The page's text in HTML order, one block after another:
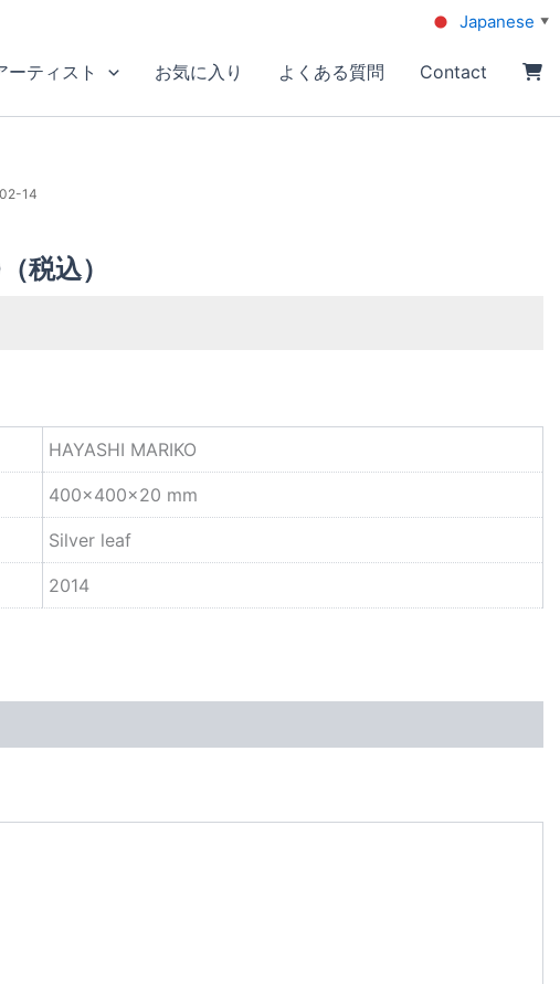
ーティスト お気に入り よくある質問 Contact
14
（税込）
HAYASHI MARIKO
400×400×20 mm
Silver leaf
2014
Japanese ▼